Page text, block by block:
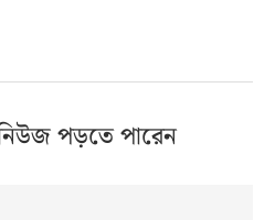
পড়তে পারেন